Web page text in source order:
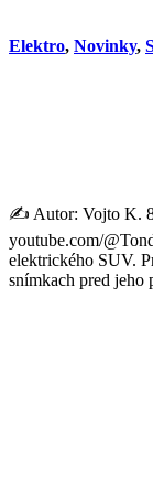
Elektro, Novinky,
✍️ Autor: Vojto K.
youtube.com/
elektrického SUV.
snímkach pred jeho